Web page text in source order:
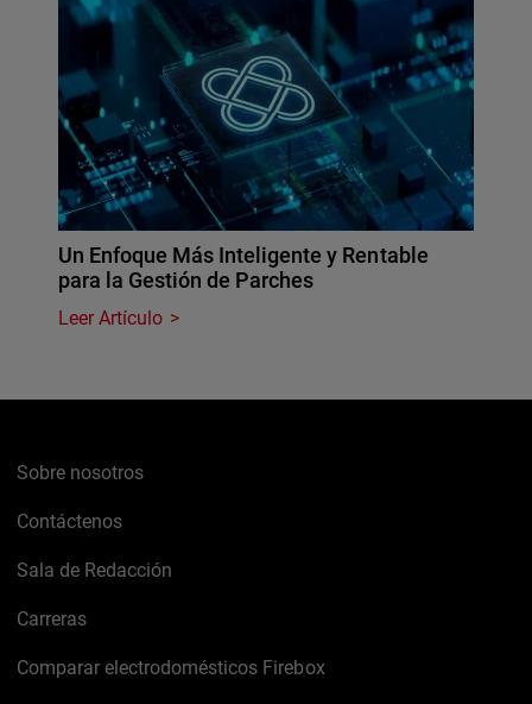
Un Enfoque Más Inteligente y Rentable
para la Gestión de Parches
Leer Artículo
Sobre nosotros
Contáctenos
Sala de Redacción
Carreras
Comparar electrodomésticos Firebox